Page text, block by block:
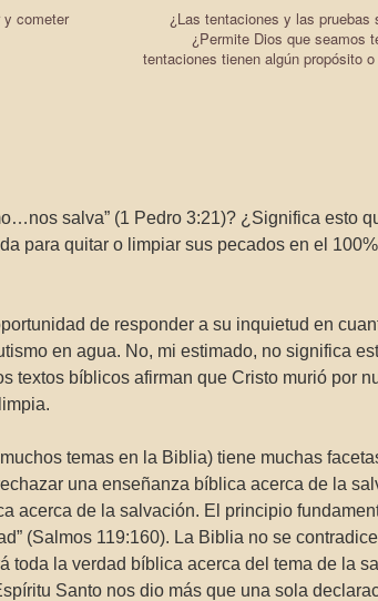
y cometer
¿Las tentaciones y las pruebas
¿Permite Dios que seamos
tentaciones tienen algún propósito
salva” (1 Pedro 3:21)? ¿Significa esto
para quitar o limpiar sus pecados en el
de responder a su inquietud en
en agua. No, mi estimado, no significa
textos bíblicos afirman que Cristo murió por
temas en la Biblia) tiene muchas
una enseñanza bíblica acerca de la
acerca de la salvación. El principio
(Salmos 119:160). La Biblia no se
toda la verdad bíblica acerca del tema de la
Santo nos dio más que una sola